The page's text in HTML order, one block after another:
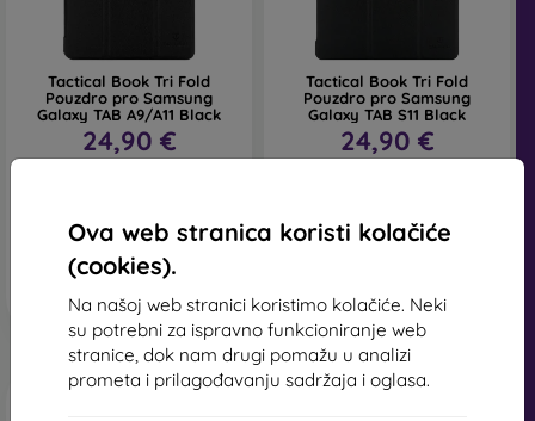
Ova web stranica koristi kolačiće
(cookies).
Na našoj web stranici koristimo kolačiće. Neki
su potrebni za ispravno funkcioniranje web
stranice, dok nam drugi pomažu u analizi
prometa i prilagođavanju sadržaja i oglasa.
Tactical Book Tri Fold
Pouzdro pro Samsung
Galaxy TAB A9/A11 Black
24,90 €
Tactical Book Tri Fold
Pouzdro pro Samsung
Galaxy TAB S11 Black
24,90 €